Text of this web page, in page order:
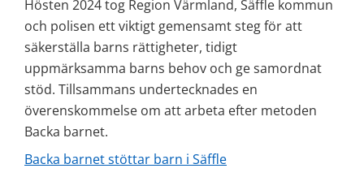
Hösten 2024 tog Region Värmland, Säffle kommun
och polisen ett viktigt gemensamt steg för att
säkerställa barns rättigheter, tidigt
uppmärksamma barns behov och ge samordnat
stöd. Tillsammans undertecknades en
överenskommelse om att arbeta efter metoden
Backa barnet.
Backa barnet stöttar barn i Säffle